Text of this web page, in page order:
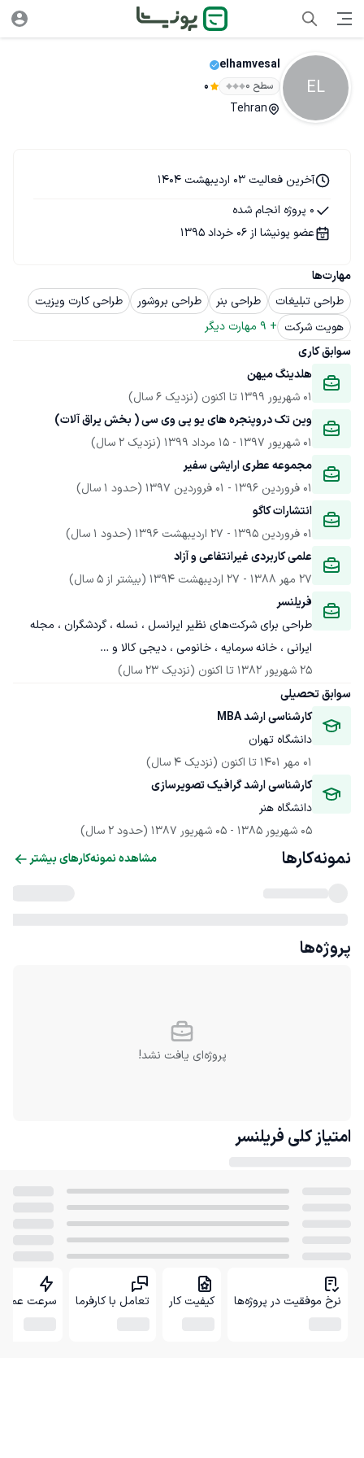
EL
elhamvesal
سطح ۰ 0
Tehran
مهارت‌ها
طراحی تبلیغات
طراحی بنر طراحی بروشور
طراحی کارت ویزیت
هویت شرکت +
9 مهارت دیگر
سوابق کاری
هلدینگ میهن
01 شهریور 1399
تا اکنون (نزدیک 6 سال)
وین تک دروپنجره های یو پی وی سی ( بخش یراق آلات)
01 شهریور 1397
- 15 مرداد 1399
(نزدیک 2 سال)
مجموعه عطری ارایشی سفیر
01 فروردین 1396
- 01 فروردین 1397
(حدود 1 سال)
انتشارات کاگو
01 فروردین 1395
- 27 اردیبهشت 1396
(حدود 1 سال)
علمی کاربردی غیرانتفاعی و آزاد
27 مهر 1388
- 27 اردیبهشت 1394
(بیشتر از 5 سال)
فریلنسر
طراحی برای شرکت‌های نظیر ایرانسل ، نسله ، گردشگران ، مجله
ایرانی ، خانه سرمایه ، خانومی ، دیجی کالا و …
25 شهریور 1382
تا اکنون (نزدیک 23 سال)
سوابق تحصیلی
کارشناسی ارشد MBA
دانشگاه تهران
01 مهر 1401
تا اکنون (نزدیک 4 سال)
کارشناسی ارشد گرافیک تصویرسازی
دانشگاه هنر
05 شهریور 1385
- 05 شهریور 1387 (حدود 2 سال)
آخرین فعالیت 03 اردیبهشت 1404
0 پروژه انجام شده
عضو پونیشا از 06 خرداد 1395
نمونه‌کارها مشاهده نمونه‌کارهای بیشتر
پروژه‌ها
پروژه‌ای یافت نشد!
امتیاز کلی فریلنسر
نرخ موفقیت در پروژه‌ها کیفیت کار تعامل با کارفرما سرعت عمل